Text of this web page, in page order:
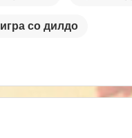
игра со дилдо